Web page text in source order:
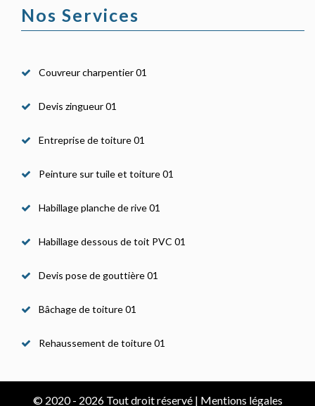
Nos Services
Couvreur charpentier 01
Devis zingueur 01
Entreprise de toiture 01
Peinture sur tuile et toiture 01
Habillage planche de rive 01
Habillage dessous de toit PVC 01
Devis pose de gouttière 01
Bâchage de toiture 01
Rehaussement de toiture 01
© 2020 - 2026 Tout droit réservé | Mentions légales